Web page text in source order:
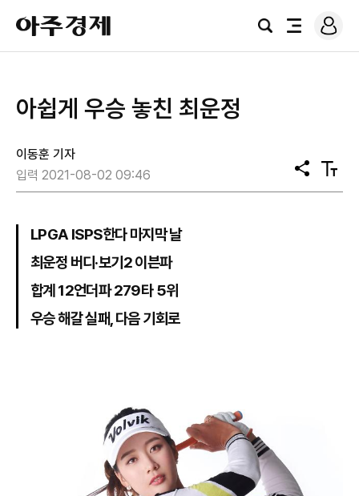
아
주
경
검
전
로
그
​아쉽게 우승 놓친 최운정
이동훈 기자
입력 2021-08-02 09:46
공
유
텍
스
LPGA ISPS한다 마지막 날
최운정 버디·보기2 이븐파
합계 12언더파 279타 5위
우승 해갈 실패, 다음 기회로